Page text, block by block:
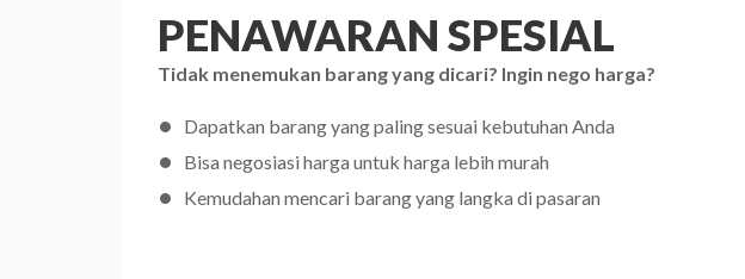
PENAWARAN SPESIAL
Tidak menemukan barang yang dicari? Ingin nego harga?
Dapatkan barang yang paling sesuai kebutuhan Anda
Bisa negosiasi harga untuk harga lebih murah
Kemudahan mencari barang yang langka di pasaran